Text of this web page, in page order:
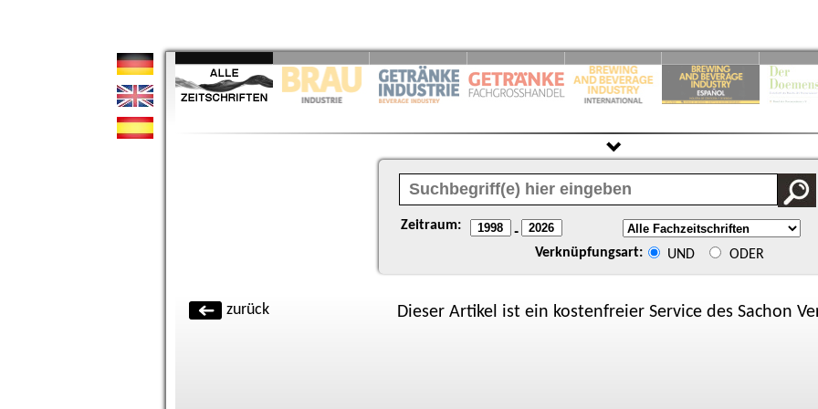
Zeitraum: -
Verknüpfungsart: UND ODER
zurück Dieser Artikel ist ein kostenfreier Service des Sachon